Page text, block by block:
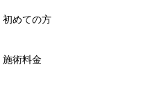
初めての方
施術料金